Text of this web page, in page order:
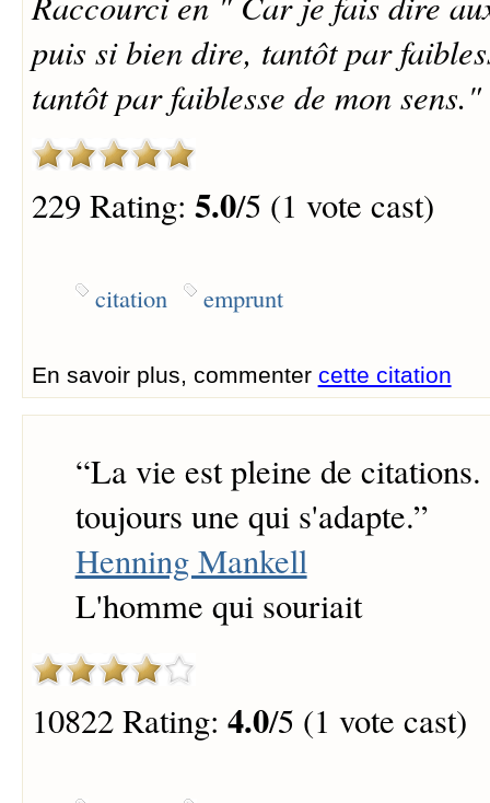
puis si bien dire, tantôt par
tantôt par faiblesse de mon sens."
229 Rating: 5.0/5 (1 vote cast)
citation emprunt
En savoir plus, commenter cette citation
“La vie est pleine de
toujours une qui s'adapte.”
Henning Mankell
L'homme qui souriait
10822 Rating: 4.0/5 (1 vote cast)